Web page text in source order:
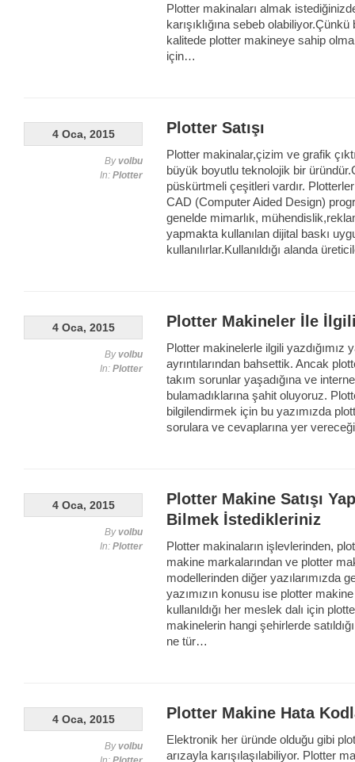
Plotter makinaları almak
karışıklığına sebeb
kalitede plotter makineye sahip
için…
Plotter Satışı
Plotter makinalar,çizim ve grafik
büyük boyutlu teknolojik bir
püskürtmeli çeşitleri vardır.
CAD (Computer Aided Design)
genelde mimarlık,
yapmakta kullanılan dijital baskı
kullanılırlar.Kullanıldığı alanda
4 Oca, 2015
Byvolbu
In: Plotter
Plotter Makineler İle
Plotter makinelerle ilgili yazdığımız
ayrıntılarından bahsettik. Ancak
takım sorunlar yaşadığına ve
bulamadıklarına şahit oluyoruz.
bilgilendirmek için bu yazımızda
sorulara ve cevaplarına yer
4 Oca, 2015
Byvolbu
In: Plotter
Plotter Makine Satışı
Bilmek İstedikleriniz
Plotter makinaların işlevlerinden,
makine markalarından ve plotter
modellerinden diğer yazılarımızda
yazımızın konusu ise plotter
kullanıldığı her meslek dalı için
makinelerin hangi şehirlerde
ne tür…
4 Oca, 2015
Byvolbu
In: Plotter
Plotter Makine Hata
Elektronik her üründe olduğu gibi
arızayla karışılaşılabiliyor. Plotter
4 Oca, 2015
Byvolbu